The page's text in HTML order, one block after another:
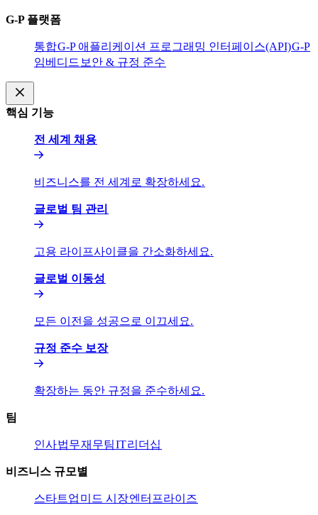
G-P 플랫폼​​
통합​​G-P 애플리케이션 프로그래밍 인터페이스(API)​​G-P
임베디드​​ 보안 & 규정 준수​​
핵심 기능​​
전 세계 채용​​
비즈니스를 전 세계로 확장하세요.​​
글로벌 팀 관리​​
고용 라이프사이클을 간소화하세요.​​
글로벌 이동성​​
모든 이전을 성공으로 이끄세요.​​
규정 준수 보장​​
확장하는 동안 규정을 준수하세요.​​
팀​​
인사​​법무​​재무팀​​IT​​리더십​​
비즈니스 규모별​​
스타트업​​ 미드 시장​​엔터프라이즈​​